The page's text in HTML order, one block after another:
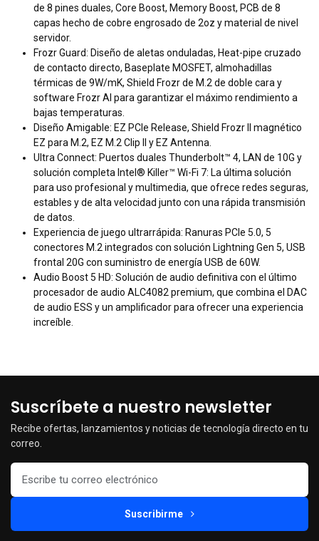
de 8 pines duales, Core Boost, Memory Boost, PCB de 8
capas hecho de cobre engrosado de 2oz y material de nivel
servidor.
Frozr Guard: Diseño de aletas onduladas, Heat-pipe cruzado
de contacto directo, Baseplate MOSFET, almohadillas
térmicas de 9W/mK, Shield Frozr de M.2 de doble cara y
software Frozr AI para garantizar el máximo rendimiento a
bajas temperaturas.
Diseño Amigable: EZ PCIe Release, Shield Frozr II magnético
EZ para M.2, EZ M.2 Clip II y EZ Antenna.
Ultra Connect: Puertos duales Thunderbolt™ 4, LAN de 10G y
solución completa Intel® Killer™ Wi-Fi 7: La última solución
para uso profesional y multimedia, que ofrece redes seguras,
estables y de alta velocidad junto con una rápida transmisión
de datos.
Experiencia de juego ultrarrápida: Ranuras PCIe 5.0, 5
conectores M.2 integrados con solución Lightning Gen 5, USB
frontal 20G con suministro de energía USB de 60W.
Audio Boost 5 HD: Solución de audio definitiva con el último
procesador de audio ALC4082 premium, que combina el DAC
de audio ESS y un amplificador para ofrecer una experiencia
increíble.
Suscríbete a nuestro newsletter
Recibe ofertas, lanzamientos y noticias de tecnología directo en tu
correo.
Suscribirme